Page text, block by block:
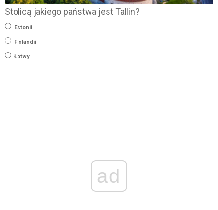
Stolicą jakiego państwa jest Tallin?
Estonii
Finlandii
Łotwy
ad